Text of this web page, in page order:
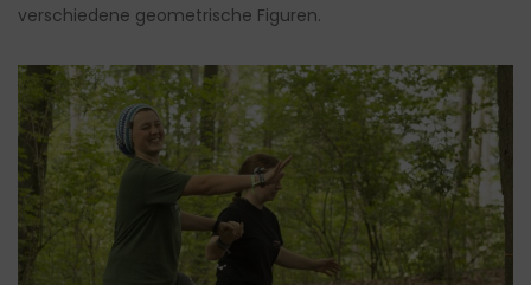
verschiedene geometrische Figuren.